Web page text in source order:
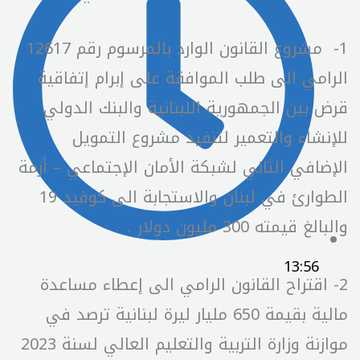
13:56
1- مشروع القانون الوارد بالمرسوم رقم 12617
الرامي الى طلب الموافقة على إبرام إتفاقية
قرض بين الجمهورية اللبنانية والبنك الدولي
للإنشاء والتعمير لتنفيذ مشروع التمويل
الإضافي الثاني لشبكة الأمان الإجتماعي – أزمة
الطوارئ في لبنان والاستجابة الى كوفيد 19
والبالغ قيمته 300 مليون دولار .
2- اقتراح القانون الرامي الى إعطاء مساعدة
مالية بقيمة 650 مليار ليرة لبنانية ترصد في